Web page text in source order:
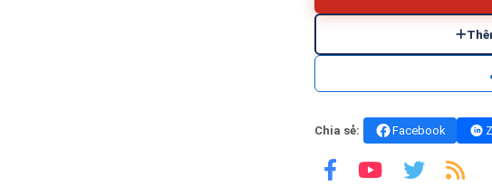
Chia sẻ: Facebook